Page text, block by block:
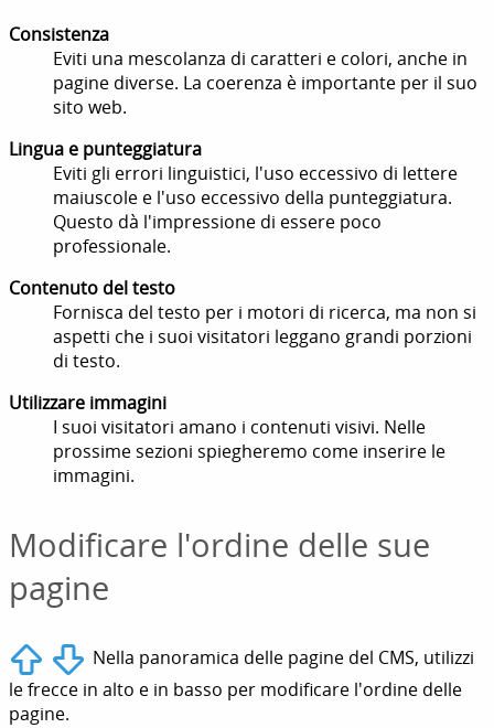
Consistenza
Eviti una mescolanza di caratteri e colori, anche in
pagine diverse. La coerenza è importante per il suo
sito web.
Lingua e punteggiatura
Eviti gli errori linguistici, l'uso eccessivo di lettere
maiuscole e l'uso eccessivo della punteggiatura.
Questo dà l'impressione di essere poco
professionale.
Contenuto del testo
Fornisca del testo per i motori di ricerca, ma non si
aspetti che i suoi visitatori leggano grandi porzioni
di testo.
Utilizzare immagini
I suoi visitatori amano i contenuti visivi. Nelle
prossime sezioni spiegheremo come inserire le
immagini.
Modificare l'ordine delle sue
pagine
Nella panoramica delle pagine del CMS, utilizzi
le frecce in alto e in basso per modificare l'ordine delle
pagine.